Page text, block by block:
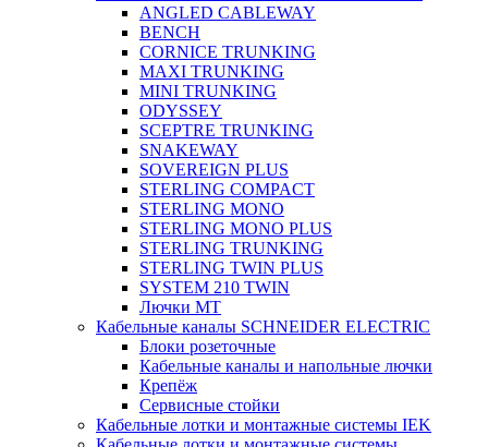
ANGLED CABLEWAY
BENCH
CORNICE TRUNKING
MAXI TRUNKING
MINI TRUNKING
ODYSSEY
SCEPTRE TRUNKING
SNAKEWAY
SOVEREIGN PLUS
STERLING COMPACT
STERLING MONO
STERLING MONO PLUS
STERLING TRUNKING
STERLING TWIN PLUS
SYSTEM 210 TWIN
Лючки MT
Кабельные каналы SCHNEIDER ELECTRIC
Блоки розеточные
Кабельные каналы и напольные лючки
Крепёж
Сервисные стойки
Кабельные лотки и монтажные системы IEK